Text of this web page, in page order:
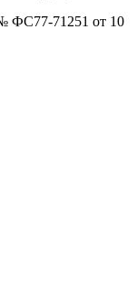
ФС77-71251 от 10